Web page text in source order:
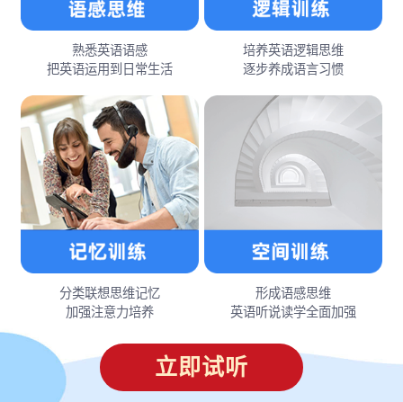
熟悉英语语感
把英语运用到日常生活
培养英语逻辑思维
逐步养成语言习惯
分类联想思维记忆
加强注意力培养
形成语感思维
英语听说读学全面加强
立即试听